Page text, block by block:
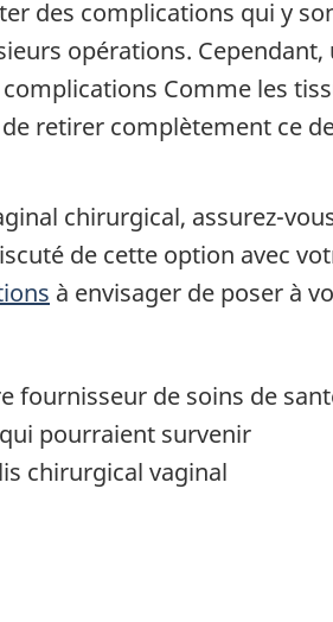
des complications qui y
opérations.
Comme les
retirer complètement ce
chirurgical, assurez-
de cette option avec
à envisager de poser à
de soins de
pourraient survenir
chirurgical vaginal